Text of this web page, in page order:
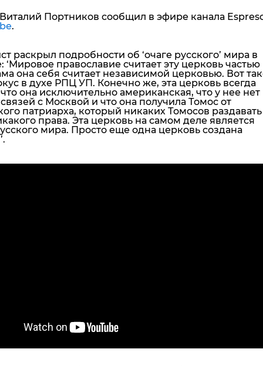
Портников сообщил в эфире канала
.
раскрыл подробности об ‘очаге русского’ мира в
‘ Мировое православие считает эту церковь частью
она себя считает независимой церковью. Вот
в духе РПЦ УП. Конечно же, эта церковь всегда
она исключительно американская, что у нее нет
с Москвой и что она получила Томос от
патриарха, который никаких Томосов
права. Эта церковь на самом деле является
мира. Просто еще одна церковь создана